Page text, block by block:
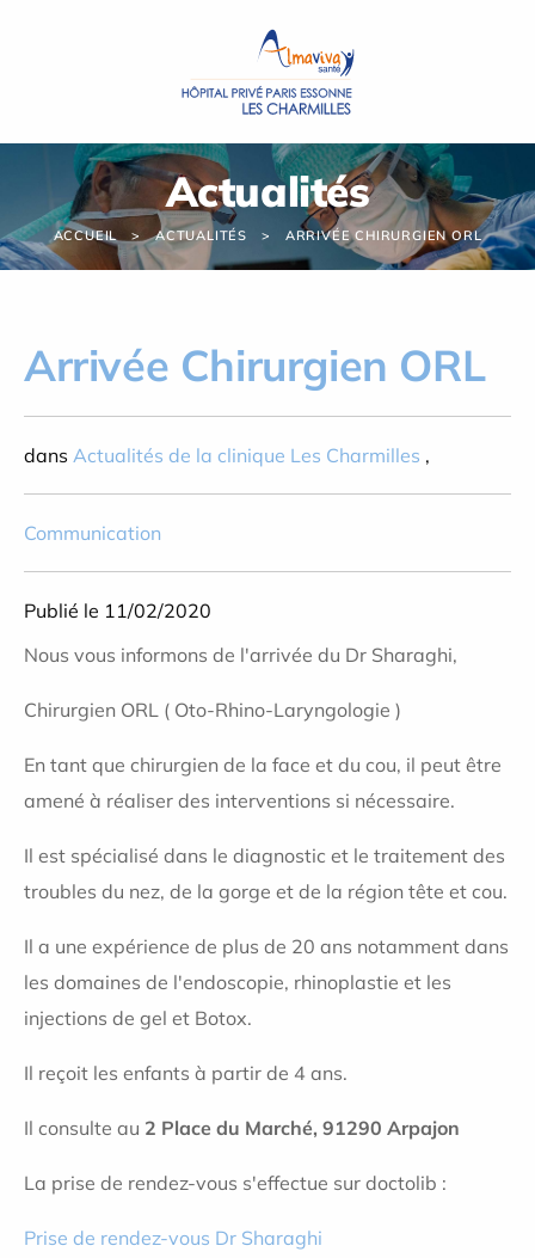
Actualités
ACCUEIL ACTUALITÉS ARRIVÉE CHIRURGIEN ORL
Arrivée Chirurgien ORL
dans Actualités de la clinique Les Charmilles ,
Communication
Publié le 11/02/2020
Nous vous informons de l'arrivée du Dr Sharaghi,
Chirurgien ORL ( Oto-Rhino-Laryngologie )
En tant que chirurgien de la face et du cou, il peut être
amené à réaliser des interventions si nécessaire.
Il est spécialisé dans le diagnostic et le traitement des
troubles du nez, de la gorge et de la région tête et cou.
Il a une expérience de plus de 20 ans notamment dans
les domaines de l'endoscopie, rhinoplastie et les
injections de gel et Botox.
Il reçoit les enfants à partir de 4 ans.
Il consulte au 2 Place du Marché, 91290 Arpajon
La prise de rendez-vous s'effectue sur doctolib :
Prise de rendez-vous Dr Sharaghi